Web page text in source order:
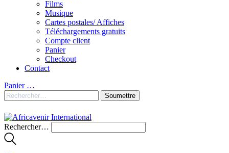
Films
Musique
Cartes postales/ Affiches
Téléchargements gratuits
Compte client
Panier
Checkout
Contact
Panier …
Rechercher…
…